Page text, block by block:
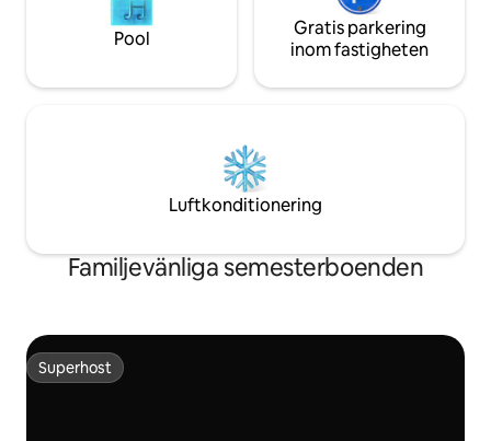
Pool
Gratis parkering
inom fastigheten
Luftkonditionering
Familjevänliga semesterboenden
Superhost
Superhost